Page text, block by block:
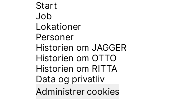
Start
Job
Lokationer
Personer
Historien om JAGGER
Historien om OTTO
Historien om RITTA
Data og privatliv
Administrer cookies